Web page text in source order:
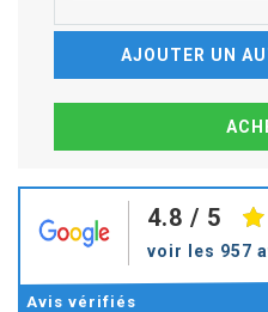
AJOUTER UN
4.8 / 5
voir les 957
Avis vérifiés